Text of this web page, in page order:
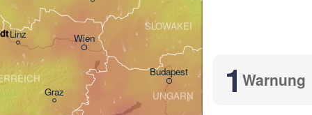
1 Warnung
Wien
Budapest
Linz
Debrecen
Graz UNGARN
SLOWAKEI